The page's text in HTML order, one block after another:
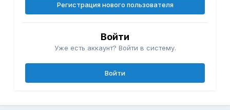
Регистрация нового пользователя
Войти
Уже есть аккаунт? Войти в систему.
Войти